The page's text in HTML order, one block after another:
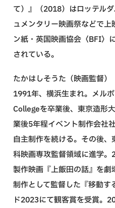
て）』（2018）はロッテル
ュメンタリー映画祭などで
ン紙・英国映画協会〈BFI〉
されている。
たかはしそうた（映画監督）
1991年、横浜生まれ。メル
Collegeを卒業後、東京造形
業後5年程イベント制作会社
自主制作を続ける。その後
科映画専攻監督領域に進学
製作映画『上飯田の話』を
制作として監督した『移動
ド2023にて観客賞を受賞。